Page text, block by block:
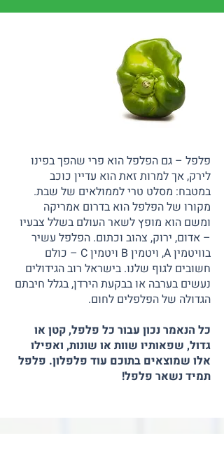
פלפל – גם הפלפל הוא פרי שהפך בפינו
לירק, אך למרות זאת הוא עדיין כוכב
במטבח: מסלט טרי לממולאים של שבת.
מקורו של הפלפל הוא בדרום אמריקה
ומשם הוא מופץ לשאר העולם בשלל צבעיו
– אדום, ירוק, צהוב וכתום. הפלפל עשיר
בוויטמין A, ויטמין B ויטמין C – כולם
חשובים לגוף שלנו. בישראל רוב הגידולים
נעשים בערבה או בבקעת הירדן, בגלל חיבתם
הגדולה של הפלפלים לחום.
כל הנאמר נכון עבור כל פלפל, קטן או
גדול, שפאותיו שוות או שונות, ואפילו
אלו שמוצאים בתוכם עוד פלפלון. פלפל
תמיד נשאר פלפל!